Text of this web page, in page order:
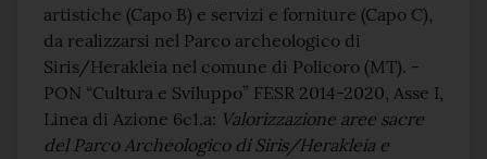
artistiche (Capo B) e servizi e forniture (Capo C),
da realizzarsi nel Parco archeologico di
Siris/Herakleia nel comune di Policoro (MT). -
PON “Cultura e Sviluppo” FESR 2014-2020, Asse I,
Linea di Azione 6c1.a: Valorizzazione aree sacre
del Parco Archeologico di Siris/Herakleia e